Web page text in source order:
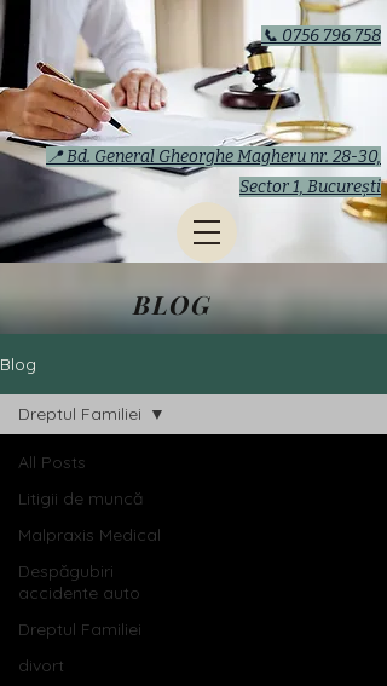
📞 0756 796 758
📍 Bd. General Gheorghe Magheru nr. 28-30,
Sector 1, București
BLOG
Blog
All Posts
Litigii de muncă
Malpraxis Medical
Despăgubiri
accidente auto
Dreptul Familiei
divort
Dreptul Familiei